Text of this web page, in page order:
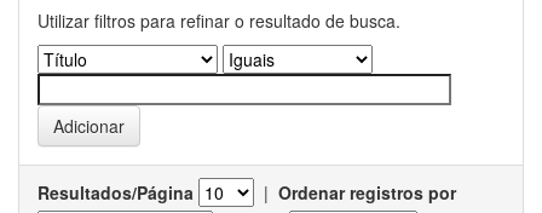
Utilizar filtros para refinar o resultado de busca.
Resultados/Página | Ordenar registros por